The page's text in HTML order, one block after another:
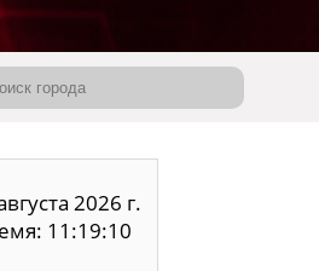
2026 г.
11:19:11